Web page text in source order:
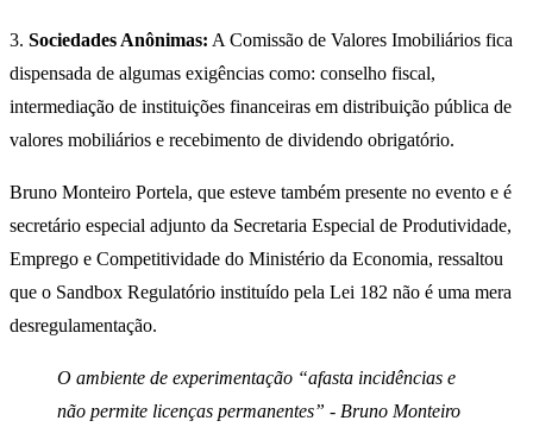
3. Sociedades Anônimas: A Comissão de Valores Imobiliários fica
dispensada de algumas exigências como: conselho fiscal,
intermediação de instituições financeiras em distribuição pública de
valores mobiliários e recebimento de dividendo obrigatório.
Bruno Monteiro Portela, que esteve também presente no evento e é
secretário especial adjunto da Secretaria Especial de Produtividade,
Emprego e Competitividade do Ministério da Economia, ressaltou
que o Sandbox Regulatório instituído pela Lei 182 não é uma mera
desregulamentação.
O ambiente de experimentação “afasta incidências e
não permite licenças permanentes” - Bruno Monteiro